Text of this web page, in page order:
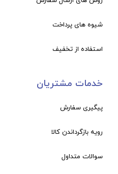
شیوه های پرداخت
استفاده از تخفیف
خدمات مشتریان
پیگیری سفارش
رویه بازگرداندن کالا
سوالات متداول